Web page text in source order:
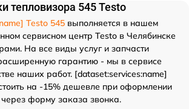
тепловизора 545 Testo
Testo 545 выполняется в нашем
сервисном центр Testo в Челябинске
На все виды услуг и запчасти
гарантию - мы в сервисе
наших работ. [dataset:services:name]
на -15% дешевле при оформлении
форму заказа звонка.